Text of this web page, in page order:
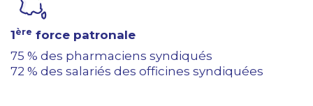
1ère force patronale
75 % des pharmaciens syndiqués
72 % des salariés des officines syndiquées